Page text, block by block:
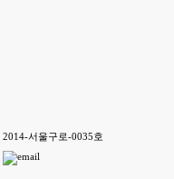
서울구로-0035호